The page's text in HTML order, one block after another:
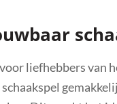
liefhebbers van